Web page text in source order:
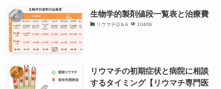
生物学的製剤値段一覧表と治療費
リウマチQ＆A 10409
リウマチの初期症状と病院に相談
するタイミング【リウマチ専門医